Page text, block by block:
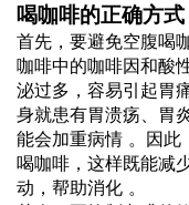
喝咖啡的正确方式
首先，要避免空腹喝
咖啡中的咖啡因和酸
泌过多，容易引起胃
身就患有胃溃疡、胃
能会加重病情 。因
喝咖啡，这样既能减
动，帮助消化 。